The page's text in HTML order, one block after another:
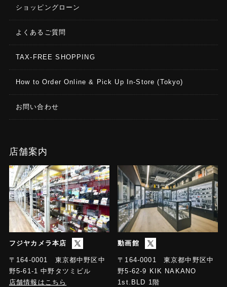
ショッピングローン
よくあるご質問
TAX-FREE SHOPPING
How to Order Online & Pick Up In-Store (Tokyo)
お問い合わせ
店舗案内
フジヤカメラ本店
〒164-0001 東京都中野区中
野5-61-1 中野タツミビル
店舗情報はこちら
動画館
〒164-0001 東京都中野区中
野5-62-9 KIK NAKANO
1st.BLD 1階